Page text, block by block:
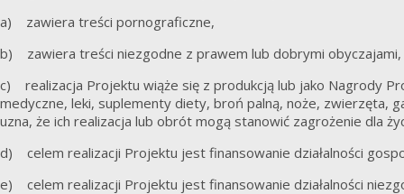
a) zawiera treści pornograficzne,
b) zawiera treści niezgodne z prawem lub dobrymi
c) realizacja Projektu wiąże się z produkcją lub jako Nagrody
medyczne, leki, suplementy diety, broń palną, noże, zwierzęta,
uzna, że ich realizacja lub obrót mogą stanowić zagrożenie dla
d) celem realizacji Projektu jest finansowanie działalności
e) celem realizacji Projektu jest finansowanie działalności